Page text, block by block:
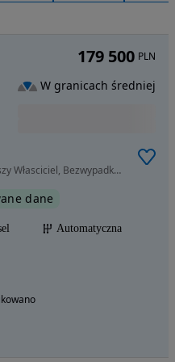
2993 cm3 • 320 KM • Salon PL, Pierwszy Własciciel, Bezwypadkowy, Serwisowany
dane
Automatyczna
179 500 PLN
W granicach średniej